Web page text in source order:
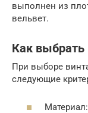
выполнен из
вельвет.
Как
При выборе
следующие